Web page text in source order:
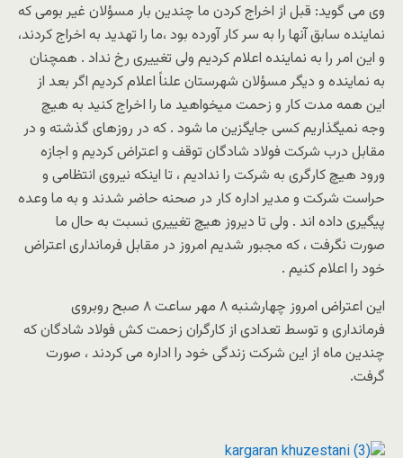
وی می گوید: قبل از اخراج کردن ما چندین بار مسؤلان غیر بومی که
نماینده سابق آنها را به سر کار آورده بود ،ما را تهدید به اخراج کردند،
و این امر را به نماینده اعلام کردیم ولی تغییری رخ نداد . همچنان
به نماینده و دیگر مسؤلان شهرستان علناً اعلام کردیم اگر بعد از
این همه مدت کار و زحمت میخواهید ما را اخراج کنید به هیچ
وجه نمیگذاریم کسی جایگزین ما شود . که در روزهای گذشته و در
مقابل درب شرکت فولاد شادگان توقف و اعتراض کردیم و اجازه
ورود هیچ کارگری به شرکت را ندادیم ، تا اینکه نیروی انتظامی و
حراست شرکت و مدیر اداره کار در صحنه حاضر شدند و به ما وعده
پیگیری داده اند . ولی تا دیروز هیچ تغییری نسبت به حال ما
صورت نگرفت ، که مجبور شدیم امروز در مقابل فرمانداری اعتراض
خود را اعلام کنیم .
این اعتراض امروز چهارشنبه ٨ مهر ساعت ٨ صبح روبروی
فرمانداری و توسط تعدادی از کارگران زحمت کش فولاد شادگان که
چندین ماه از این شرکت زندگی خود را اداره می کردند ، صورت
گرفت.